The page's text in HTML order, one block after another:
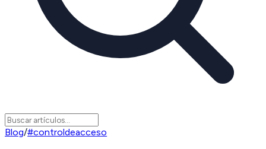
Blog/#controldeacceso